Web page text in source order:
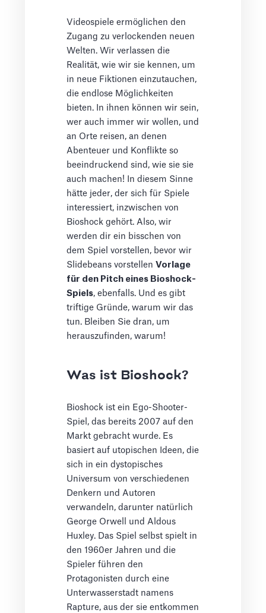
Videospiele ermöglichen den
Zugang zu verlockenden neuen
Welten. Wir verlassen die
Realität, wie wir sie kennen, um
in neue Fiktionen einzutauchen,
die endlose Möglichkeiten
bieten. In ihnen können wir sein,
wer auch immer wir wollen, und
an Orte reisen, an denen
Abenteuer und Konflikte so
beeindruckend sind, wie sie sie
auch machen! In diesem Sinne
hätte jeder, der sich für Spiele
interessiert, inzwischen von
Bioshock gehört. Also, wir
werden dir ein bisschen von
dem Spiel vorstellen, bevor wir
Slidebeans vorstellenVorlage
für den Pitch eines Bioshock-
Spiels, ebenfalls. Und es gibt
triftige Gründe, warum wir das
tun. Bleiben Sie dran, um
herauszufinden, warum!
Was ist Bioshock?
Bioshock ist ein Ego-Shooter-
Spiel, das bereits 2007 auf den
Markt gebracht wurde. Es
basiert auf utopischen Ideen, die
sich in ein dystopisches
Universum von verschiedenen
Denkern und Autoren
verwandeln, darunter natürlich
George Orwell und Aldous
Huxley. Das Spiel selbst spielt in
den 1960er Jahren und die
Spieler führen den
Protagonisten durch eine
Unterwasserstadt namens
Rapture, aus der sie entkommen